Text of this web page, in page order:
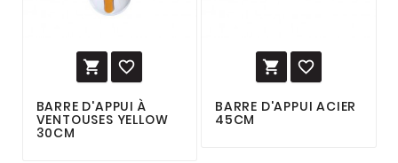
 
BARRE D'APPUI À
VENTOUSES YELLOW
30CM
 
BARRE D'APPUI ACIER
45CM